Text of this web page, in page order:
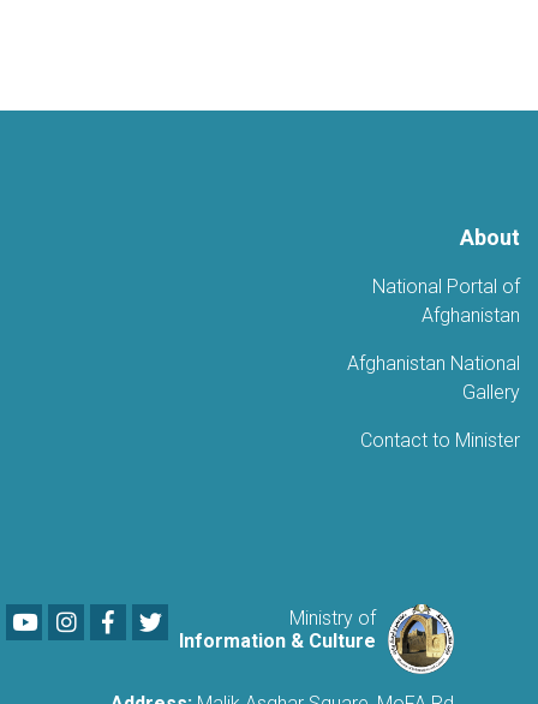
About
National Portal of
Afghanistan
Afghanistan National
Gallery
Contact to Minister
Ministry of
Information & Culture
YoutubeLinkedIn
Facebook